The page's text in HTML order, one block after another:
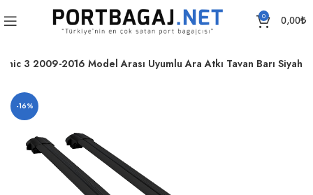
0 0,00₺
3 2009-2016 Model Arası Uyumlu Ara Atkı Tavan Barı Siyah
-16%